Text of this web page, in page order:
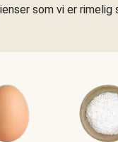
som vi er